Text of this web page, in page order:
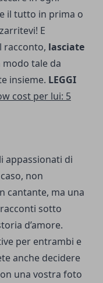
il tutto in prima o
E
racconto, lasciate
modo tale da
insieme. LEGGI
cost per lui: 5
appassionati di
non
cantante, ma una
sotto
d’amore.
per entrambi e
anche decidere
una vostra foto